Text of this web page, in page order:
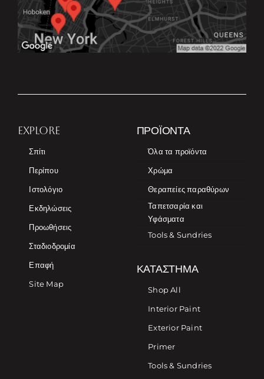
EXPLORE
Σπίτι
Περίπου
Ιστολόγιο
Εκδηλώσεις
Προωθήσεις
Σταδιοδρομία
Επαφή
Site Map
ΠΡΟΪΌΝΤΑ
Όλα τα προϊόντα
Χρώμα
Θεραπείες παραθύρων
Ταπετσαρία και
Υφάσματα
Tools & Sundries
ΚΑΤΆΣΤΗΜΑ
Shop All
Interior Paint
Exterior Paint
Primer
Tools & Sundries